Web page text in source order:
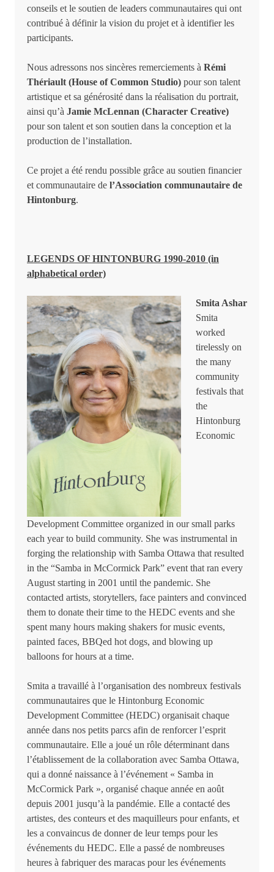
conseils et le soutien de leaders communautaires qui ont
contribué à définir la vision du projet et à identifier les
participants.
Nous adressons nos sincères remerciements à Rémi
Thériault (House of Common Studio) pour son talent
artistique et sa générosité dans la réalisation du portrait,
ainsi qu’à Jamie McLennan (Character Creative)
pour son talent et son soutien dans la conception et la
production de l’installation.
Ce projet a été rendu possible grâce au soutien financier
et communautaire de l’Association communautaire de
Hintonburg.
LEGENDS OF HINTONBURG 1990-2010 (in
alphabetical order)
Smita Ashar
Smita
worked
tirelessly on
the many
community
festivals that
the
Hintonburg
Economic
Development Committee organized in our small parks
each year to build community. She was instrumental in
forging the relationship with Samba Ottawa that resulted
in the “Samba in McCormick Park” event that ran every
August starting in 2001 until the pandemic. She
contacted artists, storytellers, face painters and convinced
them to donate their time to the HEDC events and she
spent many hours making shakers for music events,
painted faces, BBQed hot dogs, and blowing up
balloons for hours at a time.
Smita a travaillé à l’organisation des nombreux festivals
communautaires que le Hintonburg Economic
Development Committee (HEDC) organisait chaque
année dans nos petits parcs afin de renforcer l’esprit
communautaire. Elle a joué un rôle déterminant dans
l’établissement de la collaboration avec Samba Ottawa,
qui a donné naissance à l’événement « Samba in
McCormick Park », organisé chaque année en août
depuis 2001 jusqu’à la pandémie. Elle a contacté des
artistes, des conteurs et des maquilleurs pour enfants, et
les a convaincus de donner de leur temps pour les
événements du HEDC. Elle a passé de nombreuses
heures à fabriquer des maracas pour les événements